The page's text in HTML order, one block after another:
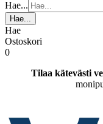
Hae...
Hae...
Hae
Ostoskori
0
Tilaa kätevästi